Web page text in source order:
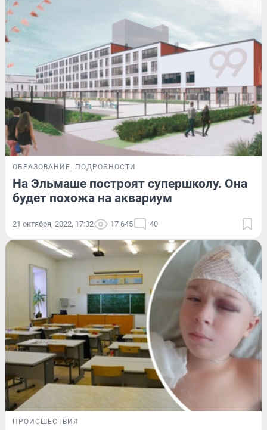
ОБРАЗОВАНИЕ ПОДРОБНОСТИ
На Эльмаше построят супершколу. Она
будет похожа на аквариум
21 октября, 2022, 17:32 17 645 40
ПРОИСШЕСТВИЯ